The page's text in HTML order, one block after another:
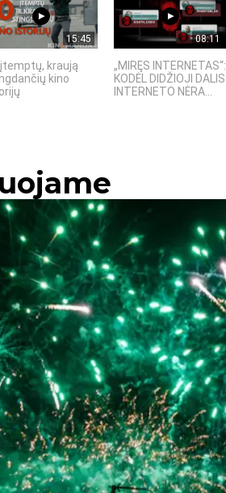
15:45
kraują
kino
08:11
„MIRĘS INTERNETAS“:
KODĖL DIDŽIOJI DALIS
INTERNETO NĖRA...